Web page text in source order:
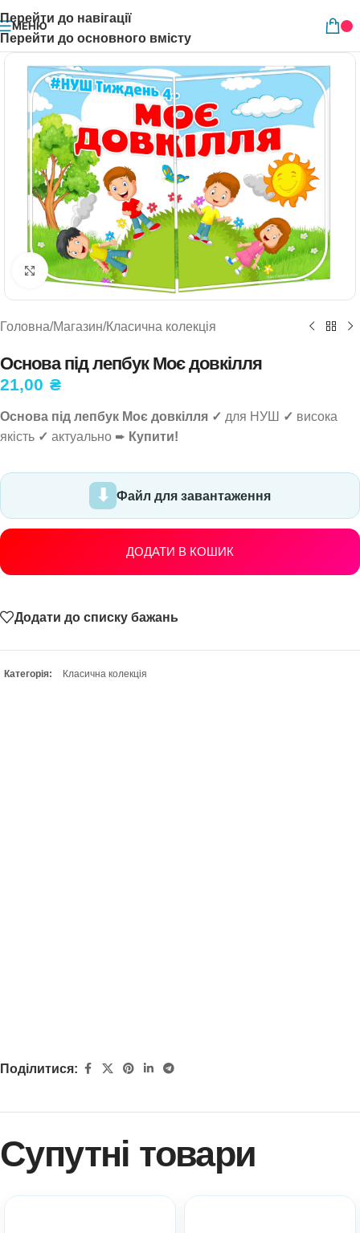
Перейти до навігації
Перейти до основного вмісту
МЕНЮ
Натисніть, щоб збільшити
Головна/Магазин/Класична колекція
Основа під лепбук Моє довкілля
21,00 ₴
Основа під лепбук Моє довкілля ✓ для НУШ ✓ висока
якість ✓ актуально ➨ Купити!
Файл для завантаження
ДОДАТИ В КОШИК
Додати до списку бажань
Категорія: Класична колекція
Поділитися:
Супутні товари